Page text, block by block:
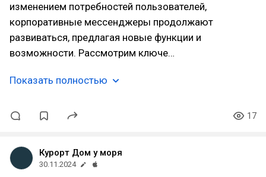
изменением потребностей пользователей,
корпоративные мессенджеры продолжают
развиваться, предлагая новые функции и
возможности. Рассмотрим ключе…
Показать полностью
17
Курорт Дом у моря
30.11.2024